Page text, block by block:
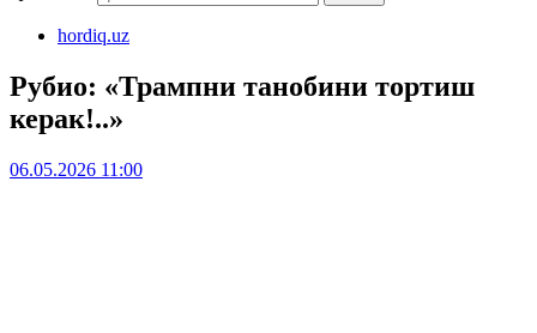
hordiq.uz
Рубио: «Трампни танобини тортиш
керак!..»
06.05.2026 11:00